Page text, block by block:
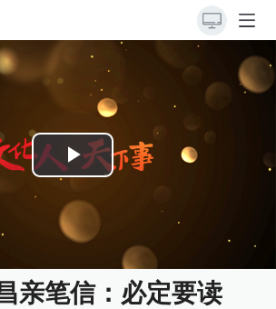
Play
Video
亲笔信：必定要读